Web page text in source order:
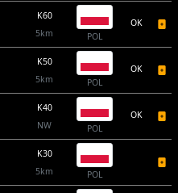
K60
5km
POL
OK
K50
5km
POL
OK
K40
NW
POL
OK
K30
5km
POL